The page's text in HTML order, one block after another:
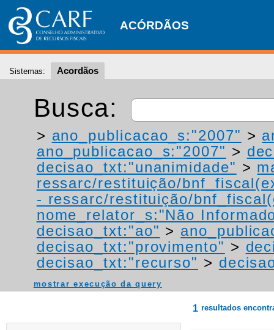
ACÓRDÃOS
Sistemas: Acordãos
Busca:
> ano_publicacao_s:"2007" >
ano_publicacao_s:"2007" >
decisao_txt:"unanimidade" >
ressarc/restituição/
- ressarc/restituição/
nome_relator_s:"Não
decisao_txt:"ao" >
decisao_txt:"provimento" >
decisao_txt:"recurso" >
mostrar execução da query
1 resultados